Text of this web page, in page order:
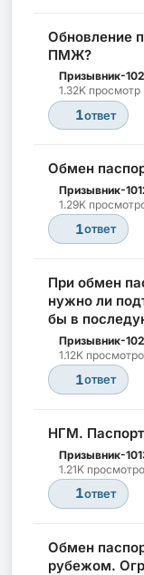
Обновление
ПМЖ?
Призывник-
1.32K просмотр
1ответ
Обмен
Призывник-
1.29K
1ответ
При обмен
нужно ли
бы в
Призывник-
1.12K
1ответ
НГМ.
Призывник-
1.21K
1ответ
Обмен
рубежом.